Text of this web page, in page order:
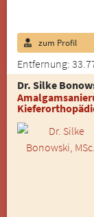
Entfernung:
zum Profil
Dr. Silke